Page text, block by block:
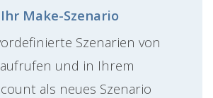
Make-Szenario
Szenarien von
aufrufen und in Ihrem
als neues Szenario